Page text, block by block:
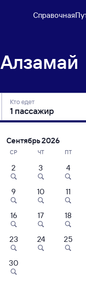
Справочная
Кто едет
Сентябрь 2026
СР ЧТ ПТ
2 3 4
9 10 11
16 17 18
23 24 25
30